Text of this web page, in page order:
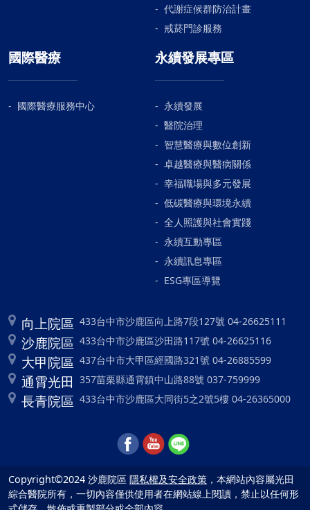
代謝症候群防治計畫
戒菸門診服務
國際醫療
國際醫療服務中心
永續發展專區
永續發展
醫院治理
智慧醫療與數位創新
卓越醫療與醫病關係
幸福職場與多元發展
低碳醫療與環境永續
全人照護與社會實踐
永續互動專區
永續訊息專區
ESG專區導覽
向上院區 433台中市沙鹿區向上路7段127號 04-26625111
沙鹿院區 433台中市沙鹿區沙田路117號 04-26625116
大甲院區 437台中市大甲區經國路321號 04-26885599
通霄光田 357苗栗縣通霄鎮中山路88號 037-759999
長青院區 433台中市沙鹿區大同街5之2號5樓 04-26365000
Copyright©2024 沙鹿院區 隱私權及安全政策 ，本網站內容屬光田
綜合醫院所有，一切內容僅供使用者在網站線上閱讀，禁止以任何形